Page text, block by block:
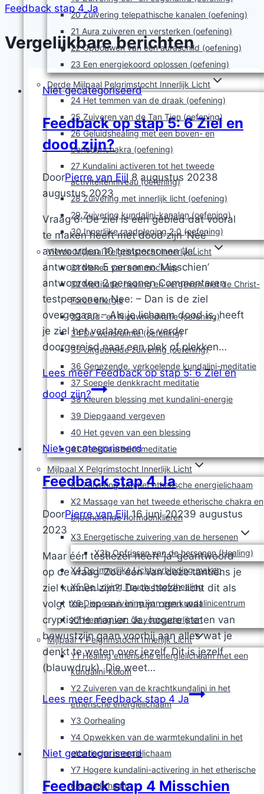
20 Zuivering telepathische kanalen (oefening)
21 Aura zuiveren en versterken (oefening)
22 Opbouwen van een auraschild (oefening)
23 Een energiekoord oplossen (oefening)
Derde Mijlpaal Pelgrimstocht Innerlijk Licht
24 Het temmen van de draak (oefening)
25 Zuiveren van de Tan Tien (oefening)
26 Geluidshealing met een boven- en
benedenchakra (oefening)
27 Kundalini activeren tot het tweede
activiteitenniveau (oefening)
28 Zuivering met innerlijk licht (oefening)
29 Zuivering kundalini-kanalen (oefening)
30 Innerlijke raadpleging 2.0 (oefening)
Vierde Mijlpaal Pelgrimstocht Innerlijk Licht
31 Maken van een mock-up
32 Meditatie, healing en vergeven met de Christ-
Force energie
33 Oud- en Nieuwmeditatie (oefening)
34 De wensruimte (oefening)
35 Uitgebreide zuivering (oefening)
36 Genezende, verkoelende kundalini-meditatie
37 Soepele denkkracht meditatie
38 Kleuren blessing met kundalini-energie
39 Diepgaand vergeven
40 Het geven van een blessing
41 Dankbaarheidsmeditatie
Mijlpaal X Pelgrimstocht Innerlijk Licht
X1 Zuivering van het etherische energielichaam
X2 Massage van het tweede etherische chakra en
bijbehorende hormoonklieren
X3 Energetische zuivering van de hersenen
X3b Opfrissen van de hersenen (Healing)
X4 De Innerlijke Lichtverbinding maken
X5 De Loving Touch: hoofdhealing
X6 Diepe zuivering van een kundalinicentrum
X7 Healing van de voorouderlijnen
Mijlpaal Y Pelgrimstocht Innerlijk Licht
Y1 Healing etherische energielichaam met een
kundalini-kolom
Y2 Zuiveren van de krachtkundalini in het
etherische energielichaam
Y3 Oorhealing
Y4 Opwekken van de warmtekundalini in het
etherische energielichaam
Y7 Hogere kundalini-activering in het etherische
energielichaam
Feedback stap 4 Ja
Vergelijkbare berichten
Niet gecategoriseerd
Feedback op stap 5: 6 Ziel en
dood zijn?
DoorPierre van Eijl 8 augustus 20238
augustus 2023
Vraag 6: De ziel is een gebied dat vooral
te maken heeft met dood zijn ‘Nee’
antwoorden 10 testpersonen ‘Ja’
antwoorden 5 personen ‘Misschien’
antwoorden 2 personen Commentaren
testpersonen: Nee: – Dan is de ziel
overgegaan – Als je lichaam dood is, heeft
je ziel het verlaten en is verder
doorgereisd naar een plek of plekken…
Lees meerFeedback op stap 5: 6 Ziel en
dood zijn?
Niet gecategoriseerd
Feedback stap 4 Ja
DoorPierre van Eijl 16 juni 20239 augustus
2023
Maar één testlezer heeft ‘ja’ geantwoord
op de vraag ‘Zou één van deze tantiëns je
ziel kunnen zijn?’ De testlezer licht dit als
volgt toe, op een in mijn ogen wat
cryptische manier: ‘Ja, hogere staten van
bewustzijn gaan voorbij aan alles wat je
denkt te weten over jezelf. Dit is jezelf
(blauwdruk). Die weet…
Lees meer Feedback stap 4 Ja
Niet gecategoriseerd
Feedback stap 4 Misschien